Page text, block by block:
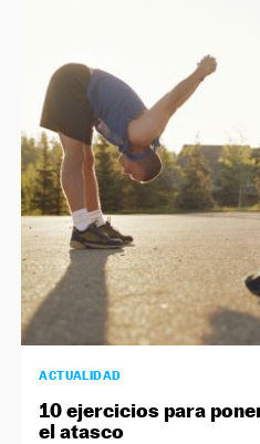
ACTUALIDAD
10 ejercicios para
el atasco